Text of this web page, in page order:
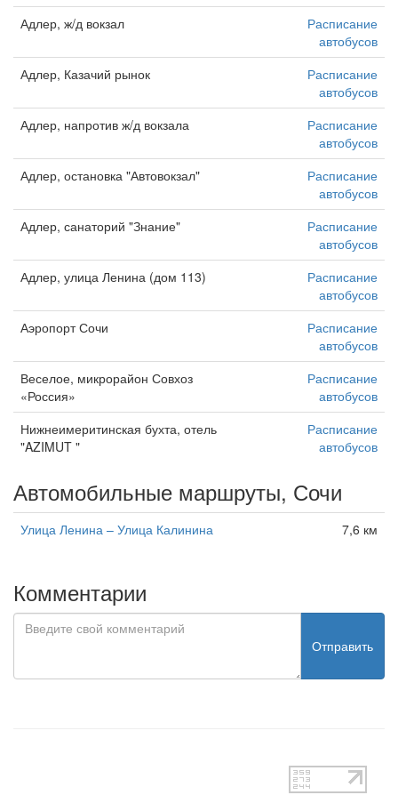
Адлер, ж/д вокзал
Расписание
автобусов
Адлер, Казачий рынок
Расписание
автобусов
Адлер, напротив ж/д вокзала
Расписание
автобусов
Адлер, остановка "Автовокзал"
Расписание
автобусов
Адлер, санаторий "Знание"
Расписание
автобусов
Адлер, улица Ленина (дом 113)
Расписание
автобусов
Аэропорт Сочи
Расписание
автобусов
Веселое, микрорайон Совхоз
«Россия»
Расписание
автобусов
Нижнеимеритинская бухта, отель
"AZIMUT "
Расписание
автобусов
Автомобильные маршруты, Сочи
Улица Ленина – Улица Калинина 7,6 км
Комментарии
Отправить